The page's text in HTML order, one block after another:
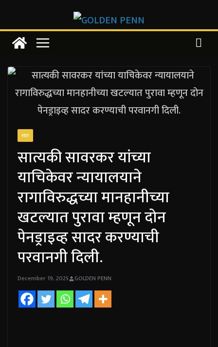
to
content
शहर
सात्यकी सावरकर यांच्या
याचिकेवर न्यायालयाने
रागाविरुद्धच्या मानहानीच्या
खटल्यात पुरावा म्हणून दोन
पेनड्राइव्ह सादर करण्याची
परवानगी दिली.
December 19, 2025 GOLDEN PENN